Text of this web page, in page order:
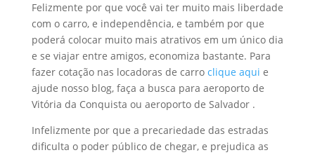
Felizmente por que você vai ter muito mais liberdade
com o carro, e independência, e também por que
poderá colocar muito mais atrativos em um único dia
e se viajar entre amigos, economiza bastante. Para
fazer cotação nas locadoras de carro clique aqui e
ajude nosso blog, faça a busca para aeroporto de
Vitória da Conquista ou aeroporto de Salvador .
Infelizmente por que a precariedade das estradas
dificulta o poder público de chegar, e prejudica as